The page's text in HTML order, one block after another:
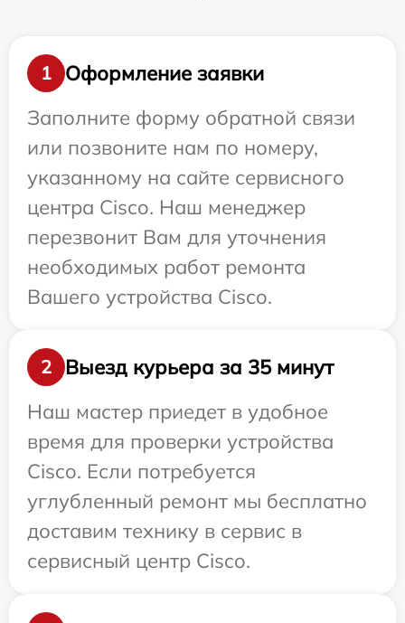
1
Оформление заявки
Заполните форму обратной связи
или позвоните нам по номеру,
указанному на сайте сервисного
центра Cisco. Наш менеджер
перезвонит Вам для уточнения
необходимых работ ремонта
Вашего устройства Cisco.
2
Выезд курьера за 35 минут
Наш мастер приедет в удобное
время для проверки устройства
Cisco. Если потребуется
углубленный ремонт мы бесплатно
доставим технику в сервис в
сервисный центр Cisco.